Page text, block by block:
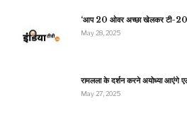
‘आप 20 ओवर अच्छा खेलकर टी-20
May 28, 2025
रामलला के दर्शन करने अयोध्या आएंगे
May 27, 2025